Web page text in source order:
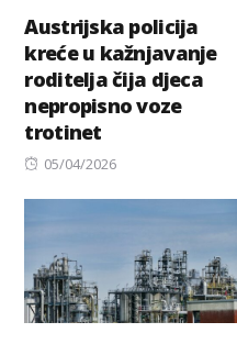
Austrijska policija
kreće u kažnjavanje
roditelja čija djeca
nepropisno voze
trotinet
Posted
05/04/2026